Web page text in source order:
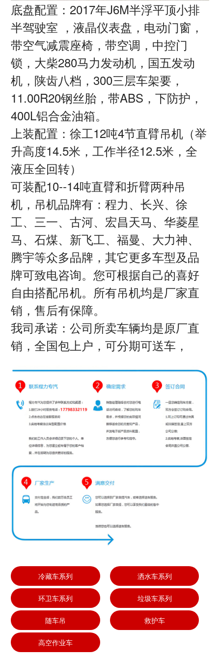
底盘配置：2017年J6M半浮平顶小排
半驾驶室 ，液晶仪表盘，电动门窗，
带空气减震座椅，带空调，中控门
锁，大柴280马力发动机，国五发动
机，陕齿八档，300三层车架要，
11.00R20钢丝胎，带ABS，下防护，
400L铝合金油箱。
上装配置：徐工12吨4节直臂吊机（举
升高度14.5米，工作半径12.5米，全
液压全回转）
可装配10--14吨直臂和折臂两种吊
机，吊机品牌有：程力、长兴、徐
工、三一、古河、宏昌天马、华菱星
马、石煤、新飞工、福曼、大力神、
腾宇等众多品牌，其它更多车型及品
牌可致电咨询。您可根据自己的喜好
自由搭配吊机。所有吊机均是厂家直
销，售后有保障。
我司承诺：公司所卖车辆均是原厂直
销，全国包上户，可分期可送车，
冷藏车系列 洒水车系列
环卫车系列 垃圾车系列
随车吊 救护车
高空作业车